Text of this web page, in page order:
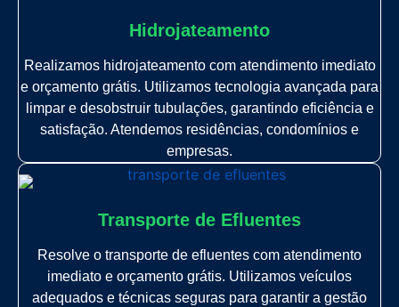
Hidrojateamento
Realizamos hidrojateamento com atendimento imediato
e orçamento grátis. Utilizamos tecnologia avançada para
limpar e desobstruir tubulações, garantindo eficiência e
satisfação. Atendemos residências, condomínios e
empresas.
Transporte de Efluentes
Resolve o transporte de efluentes com atendimento
imediato e orçamento grátis. Utilizamos veículos
adequados e técnicas seguras para garantir a gestão